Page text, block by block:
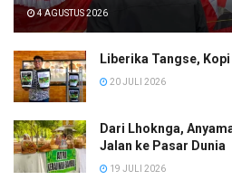
4 AGUSTUS 2026
Liberika Tangse,
20 JULI 2026
Dari Lhoknga,
Jalan ke Pasar Dunia
19 JULI 2026